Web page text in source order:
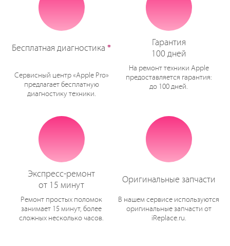
Бесплатная диагностика *
Сервисный центр «Apple Pro»
предлагает бесплатную
диагностику техники.
Гарантия
100 дней
На ремонт техники Apple
предоставляется гарантия:
до 100 дней.
Экспресс-ремонт
от 15 минут
Ремонт простых поломок
занимает 15 минут, более
сложных несколько часов.
Оригинальные запчасти
В нашем сервисе используются
оригинальные запчасти от
iReplace.ru.